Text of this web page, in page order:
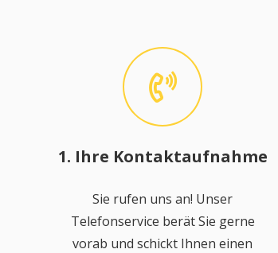
1. Ihre Kontaktaufnahme
Sie rufen uns an! Unser
Telefonservice berät Sie gerne
vorab und schickt Ihnen einen